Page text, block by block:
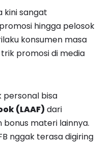
kini sangat
hingga pelosok
konsumen masa
promosi di media
personal bisa
(LAAF)dari
bonus materi lainnya.
nggak terasa digiring